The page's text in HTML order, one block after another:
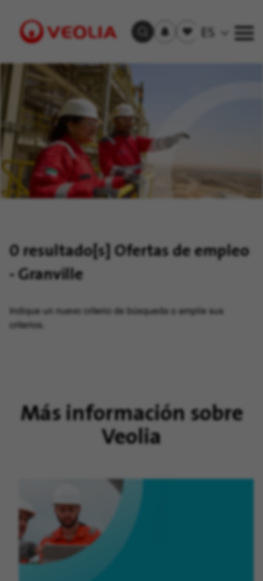
Visit
Buscar empleos
las
Empleos
guardados
ES
0 resultado[s]Ofertas de empleo
- Granville
Indique un nuevo criterio de búsqueda o amplíe sus
criterios.
Más información sobre
Veolia